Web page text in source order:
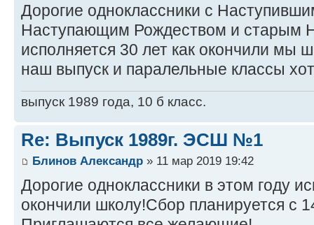
Дорогие одноклассники с
Наступающим Рождеством и старым
исполняется 30 лет как окончили мы
наш выпуск и паралельные классы
выпуск 1989 года, 10 б класс.
Re: Выпуск 1989г. ЭСШ №1
Блинов Александр » 11 мар 2019 19:42
Дорогие одноклассники в этом году
окончили школу!Сбор планируется с